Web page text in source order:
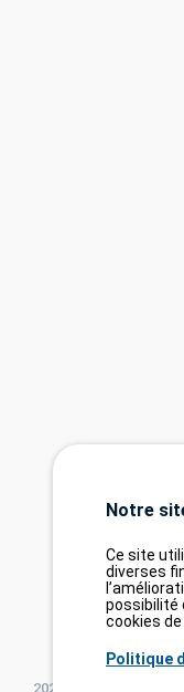
2026©
Notre
Ce site
diverses
possibilité
cookies
Politique